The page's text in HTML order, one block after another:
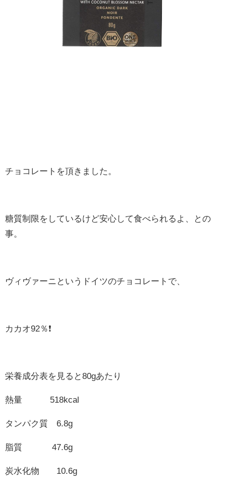
チョコレートを頂きました。
糖質制限をしているけど安心して食べられるよ、との
事。
ヴィヴァーニというドイツのチョコレートで、
カカオ92％❗
栄養成分表を見ると80gあたり
熱量 518kcal
タンパク質 6.8g
脂質 47.6g
炭水化物 10.6g